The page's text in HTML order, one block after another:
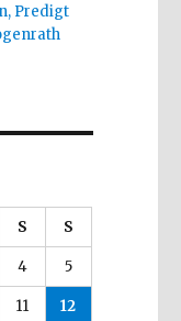
Predigt
S S
4 5
11 12